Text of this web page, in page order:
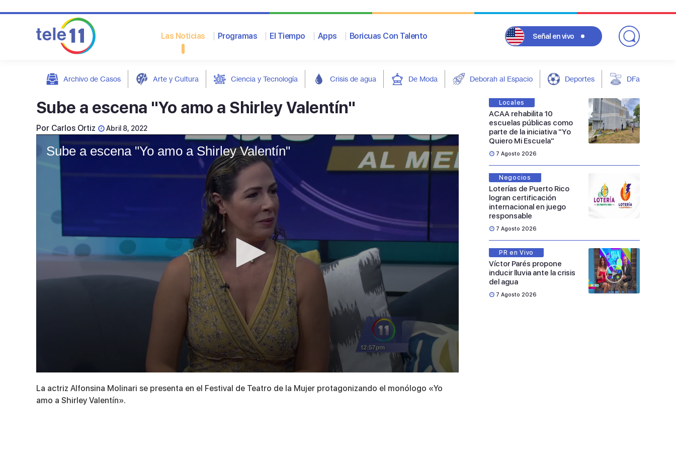
Las Noticias Programas El Tiempo Apps Boricuas Con Talento Señal en vivo
Archivo de Casos Arte y Cultura Ciencia y Tecnología Crisis de agua De Moda Deborah al Espacio Deportes DFarándula
Sube a escena "Yo amo a Shirley Valentín"
Por Carlos Ortiz Abril 8, 2022
Sube a escena "Yo amo a Shirley Valentín"
seconds
of
2
La actriz Alfonsina Molinari se presenta en el Festival de Teatro de la Mujer protagonizando el monólogo «Yo
amo a Shirley Valentín».
Locales
ACAA rehabilita 10
escuelas públicas como
parte de la iniciativa "Yo
Quiero Mi Escuela"
7 Agosto 2026
Negocios
Loterías de Puerto Rico
logran certificación
internacional en juego
responsable
7 Agosto 2026
PR en Vivo
Víctor Parés propone
inducir lluvia ante la crisis
del agua
7 Agosto 2026